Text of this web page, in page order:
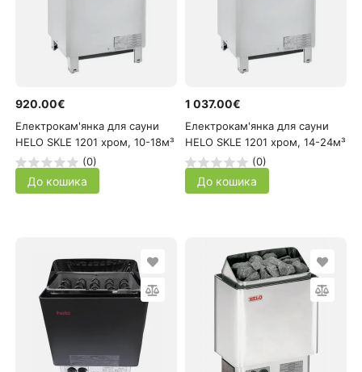
920.00€
Електрокам'янка для сауни
HELO SKLE 1201 хром, 10-18м³
(0)
До кошика
1 037.00€
Електрокам'янка для сауни
HELO SKLE 1201 хром, 14-24м³
(0)
До кошика